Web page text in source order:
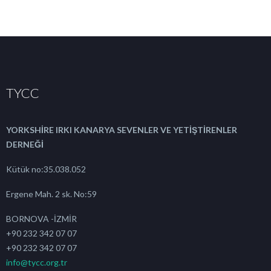
TYCC
YORKSHİRE IRKI KANARYA SEVENLER VE YETİŞTİRENLER
DERNEĞİ
Kütük no:35.038.052
Ergene Mah. 2 sk. No:59
BORNOVA -İZMİR
+90 232 342 07 07
+90 232 342 07 07
info@tycc.org.tr